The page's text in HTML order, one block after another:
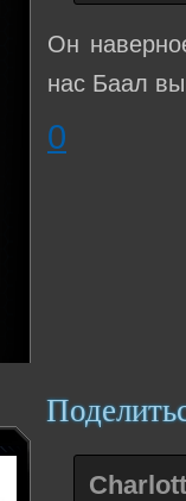
Он
нас Баал
0